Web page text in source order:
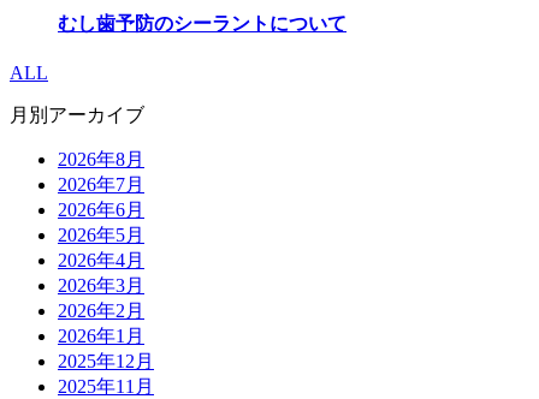
むし歯予防のシーラントについて
ALL
月別アーカイブ
2026年8月
2026年7月
2026年6月
2026年5月
2026年4月
2026年3月
2026年2月
2026年1月
2025年12月
2025年11月